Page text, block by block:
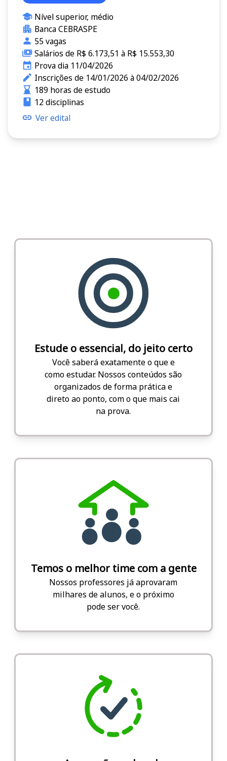
Nível superior, médio
Banca CEBRASPE
55 vagas
Salários de R$ 6.173,51 à R$ 15.553,30
Prova dia 11/04/2026
Inscrições de 14/01/2026 à 04/02/2026
189 horas de estudo
12 disciplinas
Ver edital
Estude o essencial, do jeito certo
Você saberá exatamente o que e
como estudar. Nossos conteúdos são
organizados de forma prática e
direto ao ponto, com o que mais cai
na prova.
Temos o melhor time com a gente
Nossos professores já aprovaram
milhares de alunos, e o próximo
pode ser você.